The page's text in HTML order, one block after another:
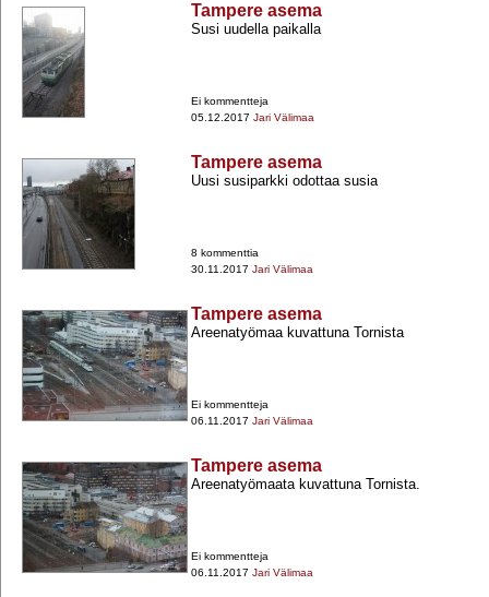
Tampere asema
Susi uudella paikalla
Ei kommentteja
05.12.2017 Jari Välimaa
Tampere asema
Uusi susiparkki odottaa susia
8 kommenttia
30.11.2017 Jari Välimaa
Tampere asema
Areenatyömaa kuvattuna Tornista
Ei kommentteja
06.11.2017 Jari Välimaa
Tampere asema
Areenatyömaata kuvattuna Tornista.
Ei kommentteja
06.11.2017 Jari Välimaa